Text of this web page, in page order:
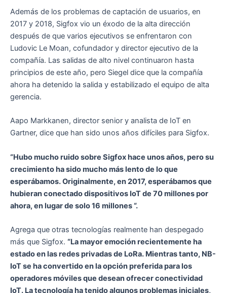
Además de los problemas de captación de usuarios, en
2017 y 2018, Sigfox vio un éxodo de la alta dirección
después de que varios ejecutivos se enfrentaron con
Ludovic Le Moan, cofundador y director ejecutivo de la
compañía. Las salidas de alto nivel continuaron hasta
principios de este año, pero Siegel dice que la compañía
ahora ha detenido la salida y estabilizado el equipo de alta
gerencia.
Aapo Markkanen, director senior y analista de IoT en
Gartner, dice que han sido unos años difíciles para Sigfox.
“Hubo mucho ruido sobre Sigfox hace unos años, pero su
crecimiento ha sido mucho más lento de lo que
esperábamos. Originalmente, en 2017, esperábamos que
hubieran conectado dispositivos IoT de 70 millones por
ahora, en lugar de solo 16 millones “.
Agrega que otras tecnologías realmente han despegado
más que Sigfox. “La mayor emoción recientemente ha
estado en las redes privadas de LoRa. Mientras tanto, NB-
IoT se ha convertido en la opción preferida para los
operadores móviles que desean ofrecer conectividad
IoT. La tecnología ha tenido algunos problemas iniciales,